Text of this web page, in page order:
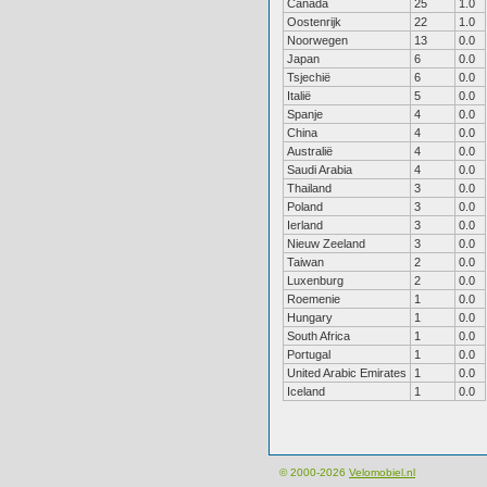
Canada
25
1.0
Oostenrijk
22
1.0
Noorwegen
13
0.0
Japan
6
0.0
Tsjechië
6
0.0
Italië
5
0.0
Spanje
4
0.0
China
4
0.0
Australië
4
0.0
Saudi Arabia
4
0.0
Thailand
3
0.0
Poland
3
0.0
Ierland
3
0.0
Nieuw Zeeland
3
0.0
Taiwan
2
0.0
Luxenburg
2
0.0
Roemenie
1
0.0
Hungary
1
0.0
South Africa
1
0.0
Portugal
1
0.0
United Arabic Emirates
1
0.0
Iceland
1 0.0
© 2000-2026 Velomobiel.nl